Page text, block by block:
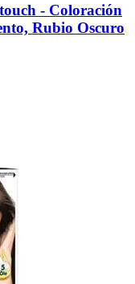
-​ Coloración
Rubio Oscuro